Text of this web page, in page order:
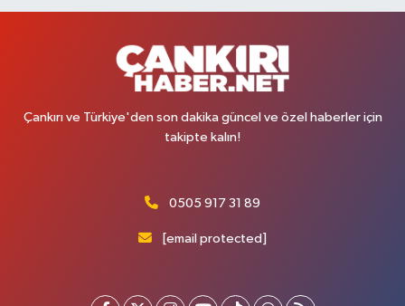
Çankırı ve Türkiye'den son dakika güncel ve özel haberler için
takipte kalın!
0505 917 31 89
[email protected]